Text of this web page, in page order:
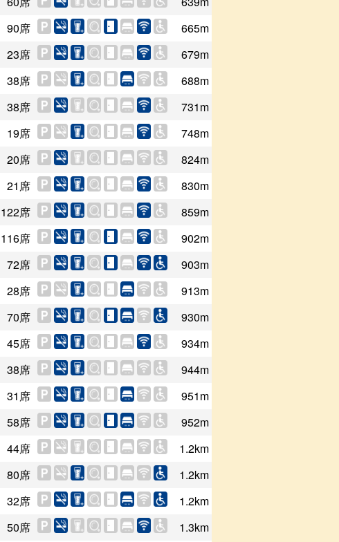
90席 665m
23席 679m
38席 688m
38席 731m
19席 748m
20席 824m
21席 830m
122席 859m
116席 902m
72席 903m
28席 913m
70席 930m
45席 934m
38席 944m
31席 951m
58席 952m
44席 1.2km
80席 1.2km
32席 1.2km
50席 1.3km